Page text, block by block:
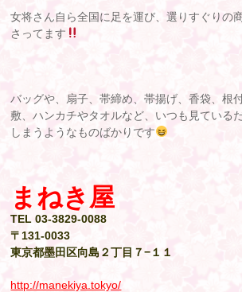
女将さん自ら全国に足を運び、選りすぐりの
さってます
バッグや、扇子、帯締め、帯揚げ、香袋、根
敷、ハンカチやタオルなど、いつも見ている
しまうようなものばかりです
まねき屋
TEL 03-3829-0088
〒131-0033
東京都墨田区向島２丁目７−１１
http://manekiya.tokyo/